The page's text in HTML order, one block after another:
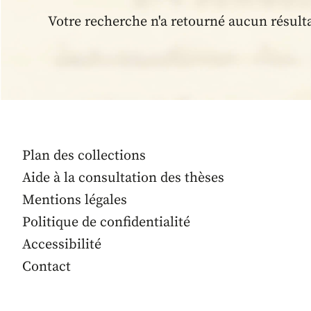
Votre recherche n'a retourné aucun
Plan des collections
Aide à la consultation des thèses
Mentions légales
Politique de confidentialité
Accessibilité
Contact